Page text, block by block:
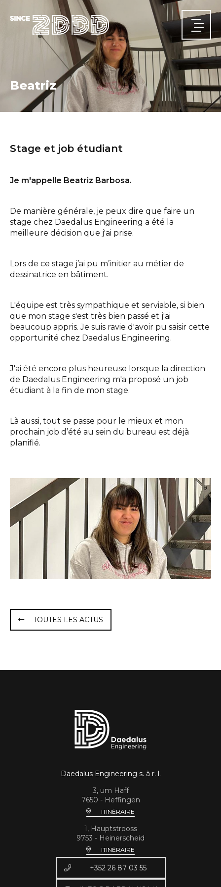
Qui nous sommes
Notre parcours
Nos équipes
DOMAINES D'ACTIVITÉ
CONTACT
Interlocuteurs
Beatriz
Stage et job étudiant
Je m'appelle Beatriz Barbosa.
De manière générale, je peux dire que faire un
stage chez Daedalus Engineering a été la
meilleure décision que j'ai prise.
Lors de ce stage j’ai pu m’initier au métier de
dessinatrice en bâtiment.
L'équipe est très sympathique et serviable, si bien
que mon stage s'est très bien passé et j'ai
beaucoup appris. Je suis ravie d'avoir pu saisir cette
opportunité chez Daedalus Engineering.
J'ai été encore plus heureuse lorsque la direction
de Daedalus Engineering m'a proposé un job
étudiant à la fin de mon stage.
Là aussi, tout se passe pour le mieux et mon
prochain job d’été au sein du bureau est déjà
planifié.
TOUTES LES ACTUS
Daedalus Engineering s. à r. l.
3, um Haff
7650 - Heffingen
ITINÉRAIRE
1, Hauptstrooss
9753 - Heinerscheid
ITINÉRAIRE
+352 26 87 03 55